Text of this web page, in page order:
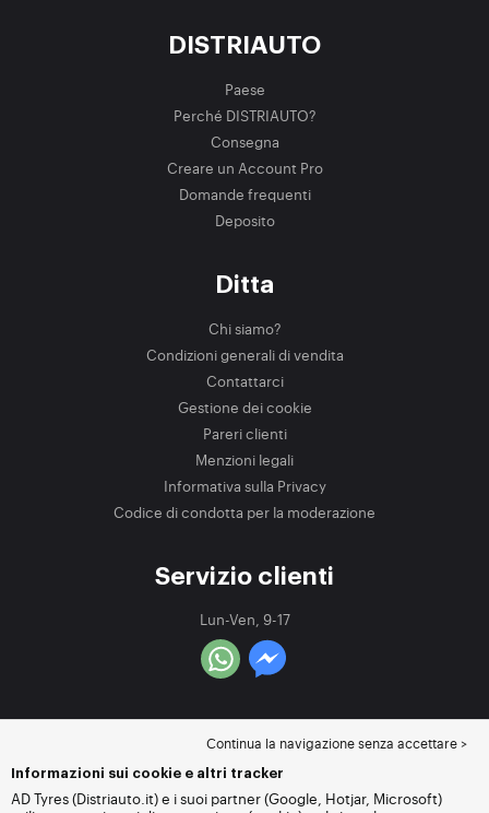
DISTRIAUTO
Paese
Perché DISTRIAUTO?
Consegna
Creare un Account Pro
Domande frequenti
Deposito
Ditta
Chi siamo?
Condizioni generali di vendita
Contattarci
Gestione dei cookie
Pareri clienti
Menzioni legali
Informativa sulla Privacy
Codice di condotta per la moderazione
Servizio clienti
Lun-Ven, 9-17
Continua la navigazione senza accettare >
Informazioni sui cookie e altri tracker
AD Tyres (Distriauto.it) e i suoi partner (Google, Hotjar, Microsoft)